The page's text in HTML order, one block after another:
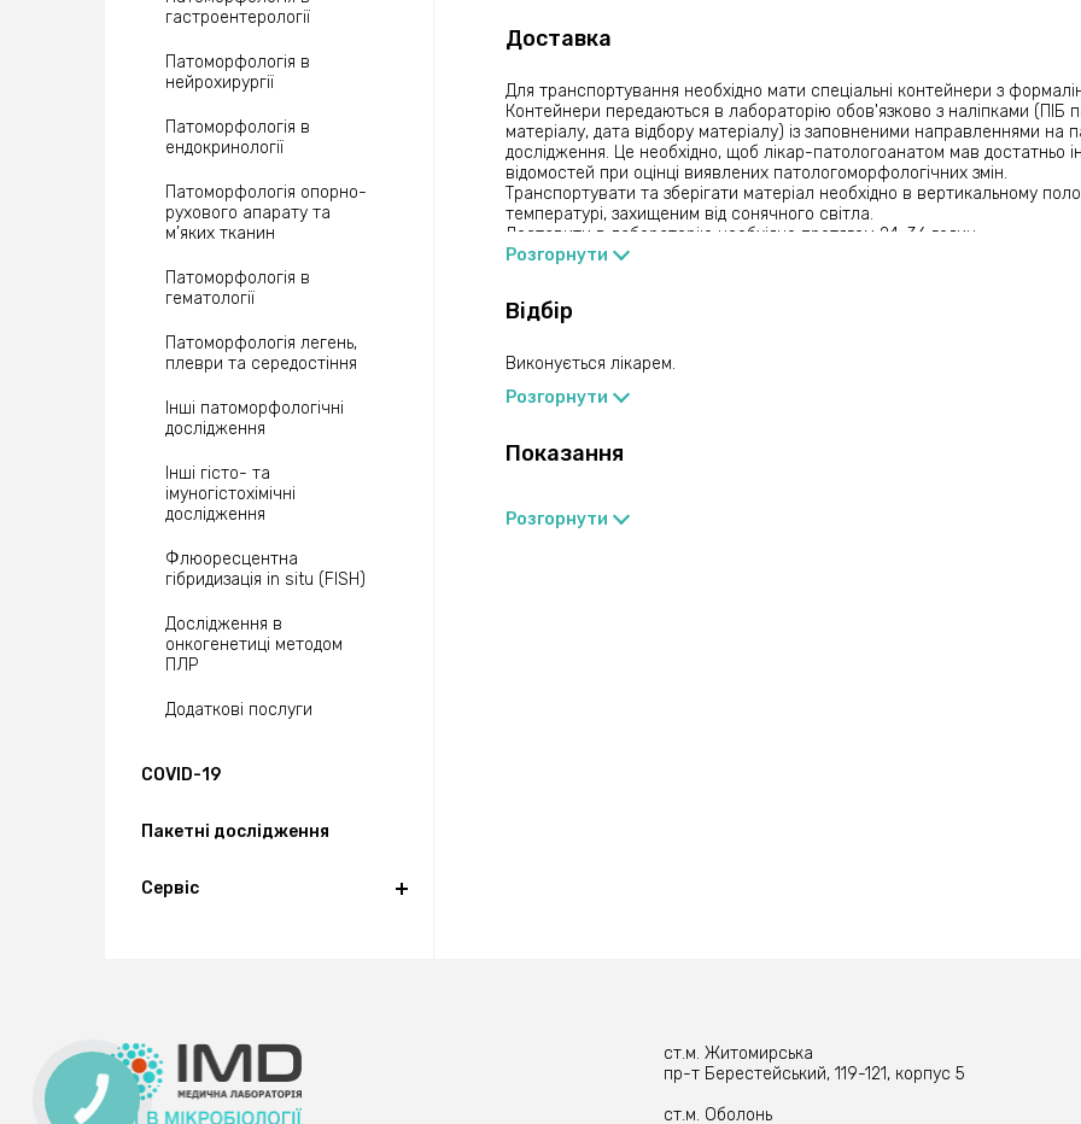
гастроентерології
Патоморфологія в
нейрохирургії
Патоморфологія в
ендокринології
Патоморфологія опорно-
рухового апарату та
м’яких тканин
Патоморфологія в
гематології
Патоморфологія легень,
плеври та середостіння
Інші патоморфологічні
дослідження
Інші гісто- та
імуногістохімічні
дослідження
Флюоресцентна
гібридизація in situ (FISH)
Дослідження в
онкогенетиці методом
ПЛР
Додаткові послуги
COVID-19
Пакетні дослідження
Сервіс
Доставка
Для транспортування необхідно мати спеціальні контейнери з
Контейнери передаються в лабораторію обов'язково з наліпками (ПІБ
матеріалу, дата відбору матеріалу) із заповненими направленнями на
дослідження. Це необхідно, щоб лікар-патологоанатом мав достатньо
відомостей при оцінці виявлених патологоморфологічних змін.
Транспортувати та зберігати матеріал необхідно в вертикальному
температурі, захищеним від сонячного світла.
Доставити в лабораторію необхідно протягом 24-36 годин
Розгорнути
Відбір
Виконується лікарем.
Розгорнути
Показання
Розгорнути
ст.м. Житомирська
пр-т Берестейський, 119-121, корпус 5
ст.м. Оболонь
КНОПКА
ЗВ'ЯЗКУ